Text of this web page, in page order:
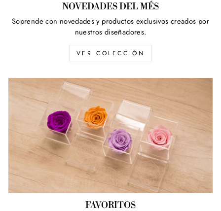
NOVEDADES DEL MÉS
Soprende con novedades y productos exclusivos creados por
nuestros diseñadores.
VER COLECCIÓN
FAVORITOS